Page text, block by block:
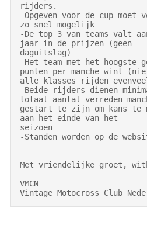
rijders.
-Opgeven voor de cup
zo snel mogelijk
-De top 3 van teams valt
jaar in de prijzen (geen
daguitslag)
-Het team met het hoogste
punten per manche wint
alle klasses rijden evenveel
-Beide rijders dienen
totaal aantal verreden
gestart te zijn om kans te
aan het einde van het
seizoen
-Standen worden op de
Met vriendelijke groet,
VMCN
Vintage Motocross Club